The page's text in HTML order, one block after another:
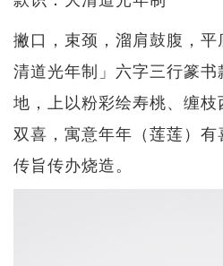
撇口，束颈，溜肩鼓腹，
清道光年制」六字三行篆
地，上以粉彩绘寿桃、缠
双喜，寓意年年（莲莲）
传旨传办烧造。